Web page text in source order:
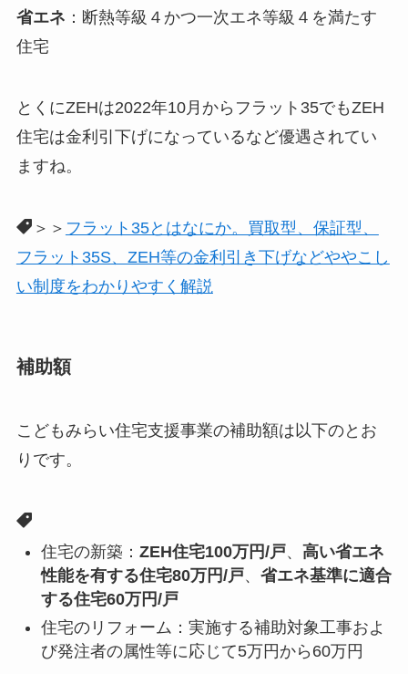
省エネ ：断熱等級４かつ一次エネ等級４を満たす
住宅
とくにZEHは2022年10月からフラット35でもZEH
住宅は金利引下げになっているなど優遇されてい
ますね。
＞＞ フラット35とはなにか。買取型、保証型、
フラット35S、ZEH等の金利引き下げなどややこし
い制度をわかりやすく解説
補助額
こどもみらい住宅支援事業の補助額は以下のとお
りです。
住宅の新築： ZEH住宅100万円/戸、 高い省エネ
性能を有する住宅80万円/戸、 省エネ基準に適合
する住宅60万円/戸
住宅のリフォーム：実施する補助対象工事およ
び発注者の属性等に応じて5万円から60万円